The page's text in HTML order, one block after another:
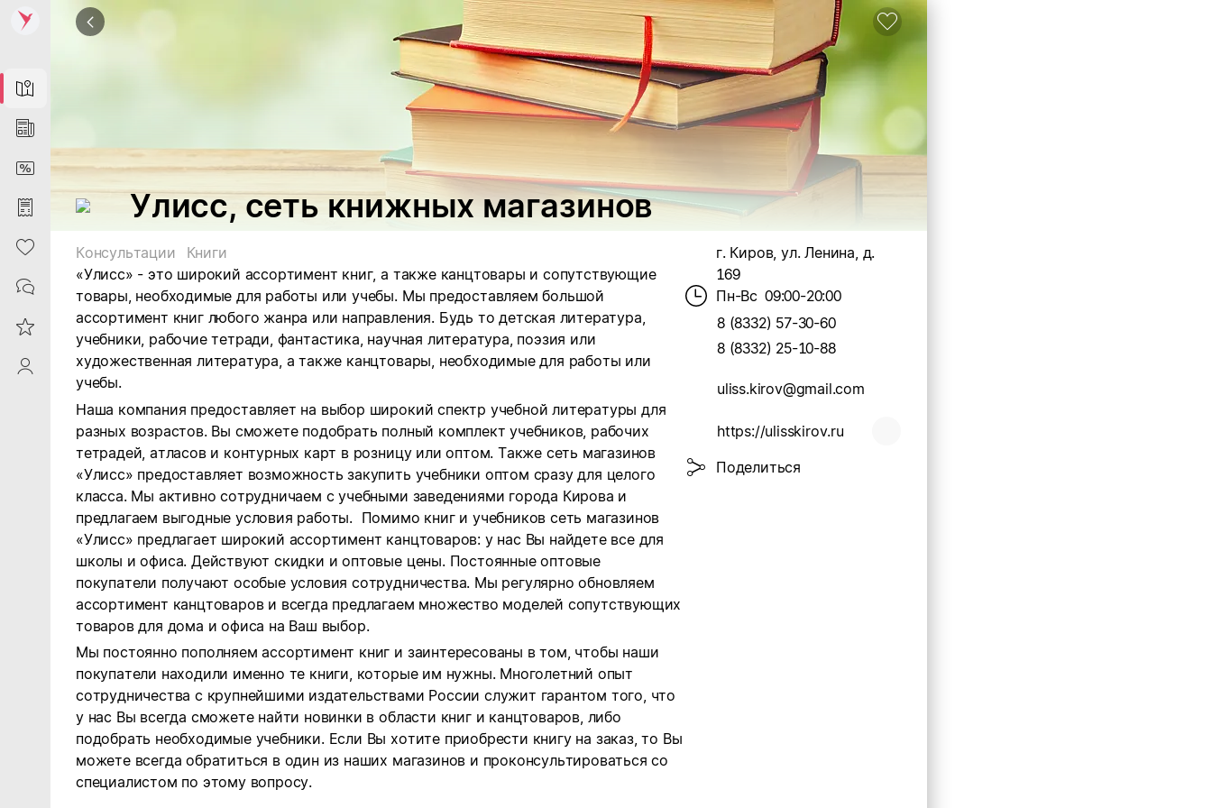
Map
News
DiscountCard
Purchases
Heart
Contacts
Reviews
ProfileSaby
Улисс, сеть книжных магазинов
Консультации
Книги
«Улисс» - это широкий ассортимент книг, а также канцтовары и сопутствующие
товары, необходимые для работы или учебы. Мы предоставляем большой
ассортимент книг любого жанра или направления. Будь то детская литература,
учебники, рабочие тетради, фантастика, научная литература, поэзия или
художественная литература, а также канцтовары, необходимые для работы или
учебы.
Наша компания предоставляет на выбор широкий спектр учебной литературы для
разных возрастов. Вы сможете подобрать полный комплект учебников, рабочих
тетрадей, атласов и контурных карт в розницу или оптом. Также сеть магазинов
«Улисс» предоставляет возможность закупить учебники оптом сразу для целого
класса. Мы активно сотрудничаем с учебными заведениями города Кирова и
предлагаем выгодные условия работы. Помимо книг и учебников сеть магазинов
«Улисс» предлагает широкий ассортимент канцтоваров: у нас Вы найдете все для
школы и офиса. Действуют скидки и оптовые цены. Постоянные оптовые
покупатели получают особые условия сотрудничества. Мы регулярно обновляем
ассортимент канцтоваров и всегда предлагаем множество моделей сопутствующих
товаров для дома и офиса на Ваш выбор.
Мы постоянно пополняем ассортимент книг и заинтересованы в том, чтобы наши
покупатели находили именно те книги, которые им нужны. Многолетний опыт
сотрудничества с крупнейшими издательствами России служит гарантом того, что
у нас Вы всегда сможете найти новинки в области книг и канцтоваров, либо
подобрать необходимые учебники. Если Вы хотите приобрести книгу на заказ, то Вы
можете всегда обратиться в один из наших магазинов и проконсультироваться со
специалистом по этому вопросу.
г. Киров, ул. Ленина, д.
169
Пн-Вс 09:00-20:00
8 (8332) 57-30-60
8 (8332) 25-10-88
uliss.kirov@gmail.com
https://ulisskirov.ru
Поделиться